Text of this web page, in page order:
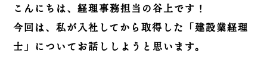
こんにちは、経理事務担当の谷上です！
今回は、私が入社してから取得した「建設業経理
士」についてお話ししようと思います。